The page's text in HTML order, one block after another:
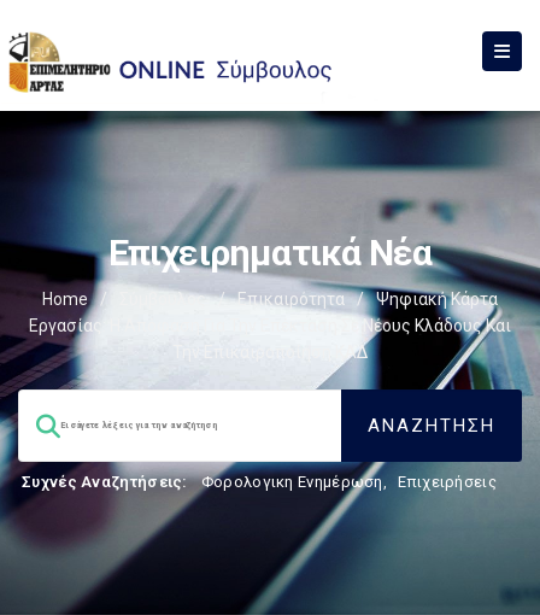
Επιχειρηματικά Νέα
Home / Σύμβουλος / Επικαιρότητα /
Ψηφιακή Κάρτα
Εργασίας: Η Απόφαση Για Την Επέκταση Σε Νέους Κλάδους Και
Την Επικαιροποίηση ΚΑΔ
Συχνές Αναζητήσεις: Φορολογικη Ενημέρωση, Επιχειρήσεις